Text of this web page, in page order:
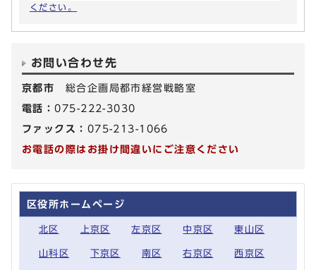
ください。
お問い合わせ先
京都市 総合企画局都市経営戦略室
電話：075-222-3030
ファックス： 075-213-1066
お電話の際はお掛け間違いにご注意ください
区役所ホームページ
北区 上京区 左京区 中京区 東山区
山科区 下京区 南区 右京区 西京区